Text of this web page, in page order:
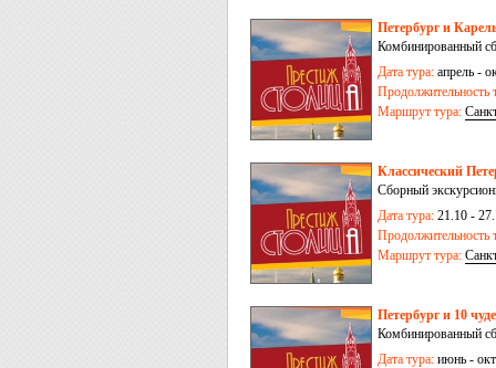
Петербург и
Комбинированный
Дата тура: апрель -
Продолжительность
Маршрут тура:
Классический
Сборный
Дата тура: 21.10 -
Продолжительность
Маршрут тура:
Петербург и 10
Комбинированный
Дата тура: июнь -